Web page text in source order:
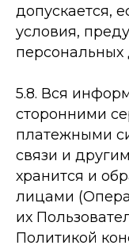
допускается,
условия,
персональных
5.8. Вся
сторонними
платежными
связи и
хранится и
лицами
их
Политикой